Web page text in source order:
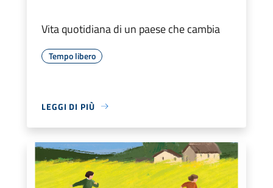
Vita quotidiana di un paese che cambia
Tempo libero
LEGGI DI PIÙ